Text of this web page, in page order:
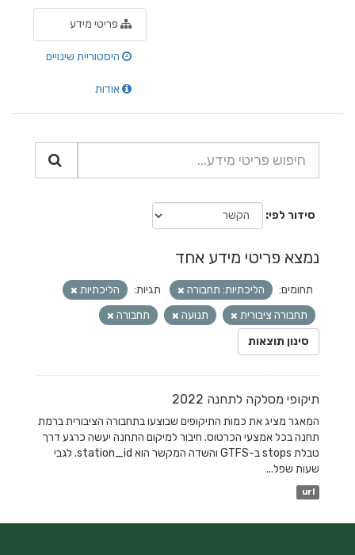
פריטי מידע
היסטוריית שינויים
אודות
סידור לפי
נמצא פריטי מידע אחד
תחומים: הליכתיות: תחבורה תגיות:
הליכתיות
תחבורה ציבורית
תנועה
תחבורה
סינון תוצאות
תיקופי מסלקה לתחנה 2022
המאגר מציג את כמות התיקופים שבוצעו בתחבורה הציבורית ברמת
תחנה בכל אמצעי הכרטוס. חיבור למיקום התחנה יעשה כרגע דרך
טבלת stops ב-GTFS והשדה המקשר הוא station_id. לגבי
שעות שפל...
url